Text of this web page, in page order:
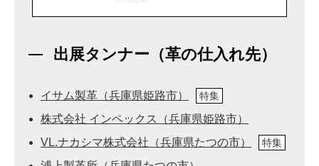
出展タンナー（革の仕入れ先）
イサム製革（兵庫県姫路市） 特集
株式会社 インペックス（兵庫県姫路市）
VL.ナカシマ株式会社（兵庫県たつの市）
特集